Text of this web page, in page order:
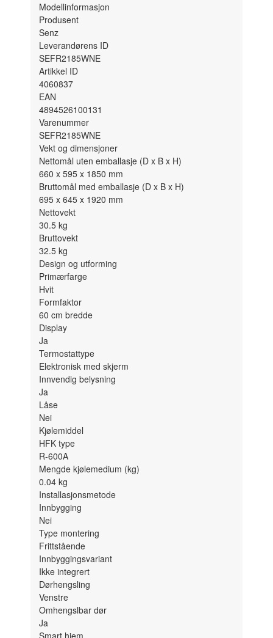
Modellinformasjon
Produsent
Senz
Leverandørens ID
SEFR2185WNE
Artikkel ID
4060837
EAN
4894526100131
Varenummer
SEFR2185WNE
Vekt og dimensjoner
Nettomål uten emballasje (D x B x H)
660 x 595 x 1850 mm
Bruttomål med emballasje (D x B x H)
695 x 645 x 1920 mm
Nettovekt
30.5kg
Bruttovekt
32.5kg
Design og utforming
Primærfarge
Hvit
Formfaktor
60 cm bredde
Display
Ja
Termostattype
Elektronisk med skjerm
Innvendig belysning
Ja
Låse
Nei
Kjølemiddel
HFK type
R-600A
Mengde kjølemedium (kg)
0.04kg
Installasjonsmetode
Innbygging
Nei
Type montering
Frittstående
Innbyggingsvariant
Ikke integrert
Dørhengsling
Venstre
Omhengslbar dør
Ja